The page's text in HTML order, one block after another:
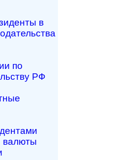
в
по
РФ
валюты